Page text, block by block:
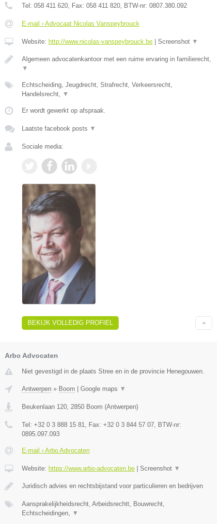
Tel: 058 411 620 , Fax: 058 411 820 , BTW-nr: 0807.380.092
E-mail › Advocaat Nicolas Vanspeybrouck
Website: http://www.nicolas-vanspeybrouck.be Screenshot ▼
Algemeen advocatenkantoor met een ruime ervaring in familierecht,
▼
Echtscheiding, Jeugdrecht, Strafrecht, Verkeersrecht,
Handelsrecht,
▼
Er wordt gewerkt op afspraak.
Laatste facebook posts ▼
Sociale media:
BEKIJK VOLLEDIG PROFIEL
Arbo Advocaten
Niet gevestigd in de plaats Stree en in de provincie Henegouwen.
Antwerpen » Boom | Google maps ▼
Beukenlaan 120 2850 Boom (Antwerpen)
Tel: +32 0 3 888 15 81 , Fax: +32 0 3 844 57 07 , BTW-nr:
0895.097.093
E-mail › Arbo Advocaten
Website: https://www.arbo-advocaten.be | Screenshot ▼
Juridisch advies en rechtsbijstand voor particulieren en bedrijven
Aansprakelijkheidsrecht, Arbeidsrechtt, Bouwrecht,
Echtscheidingen,
▼